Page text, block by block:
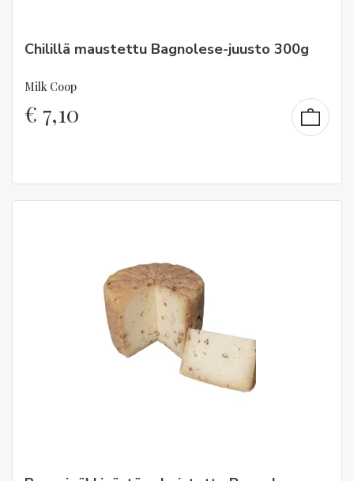
Chilillä maustettu Bagnolese-juusto 300g
Milk Coop
€ 7,10